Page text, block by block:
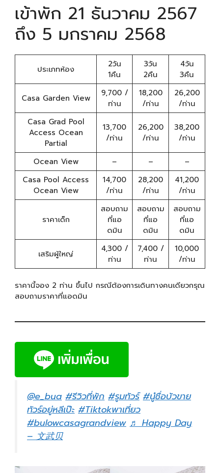
เข้าพัก 21 ธันวาคม 2567
ถึง 5 มกราคม 2568
ประเภทห้อง
2วัน
1คืน
3วัน
2คืน
4วัน
3คืน
Casa Garden View
9,700 /
ท่าน
18,200
/ท่าน
26,200
/ท่าน
Casa Grad Pool
Access Ocean
Partial
13,700
/ท่าน
26,200
/ท่าน
38,200
/ท่าน
Ocean View – –
–
Casa Pool Access
Ocean View
14,700
/ท่าน
28,200
/ท่าน
41,200
/ท่าน
ราคาเด็ก
สอบถาม
ที่แอ
ดมิน
สอบถาม
ที่แอ
ดมิน
สอบถาม
ที่แอ
ดมิน
เสริมผู้ใหญ่
4,300 /
ท่าน
7,400 /
ท่าน
10,000
/ท่าน
ราคานี้จอง 2 ท่าน ขึ้นไป กรณีต้องการเดินทางคนเดียวกรุณ
สอบถามราคาที่แอดมิน
@e_bua #รีวิวที่พัก #รูมทัวร์ #นู๋ชื่อบัวขาย
ทัวร์อยู่หลีเป๊ะ #Tiktokพาเที่ยว
#bulowcasagrandview ♬ Happy Day
– 文武贝